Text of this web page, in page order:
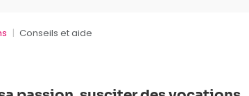
Conseils et aide